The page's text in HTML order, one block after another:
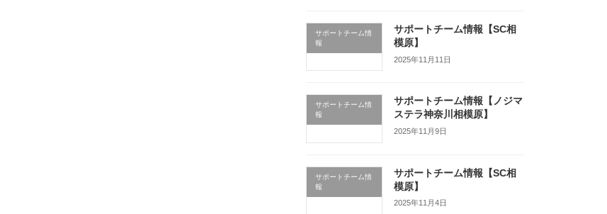
サポートチーム情
報
サポートチーム情報【SC相
模原】
2025年11月11日
サポートチーム情
報
サポートチーム情報【ノジマ
ステラ神奈川相模原】
2025年11月9日
サポートチーム情
報
サポートチーム情報【SC相
模原】
2025年11月4日